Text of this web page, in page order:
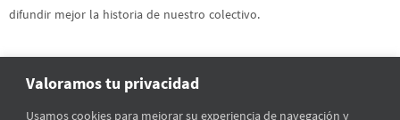
Valoramos tu privacidad
Usamos cookies para mejorar su experiencia de navegación y
difundir mejor la historia de nuestro colectivo.